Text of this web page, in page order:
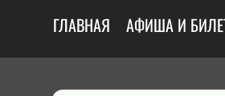
ГЛАВНАЯ АФИША И